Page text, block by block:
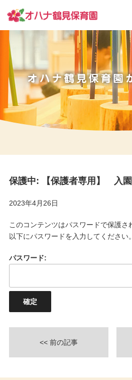
保護中: 【保護者専用】 入園
2023年4月26日
このコンテンツはパスワードで保護さ
以下にパスワードを入力してください。
パスワード:
<< 前の記事